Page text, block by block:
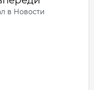
в Новости